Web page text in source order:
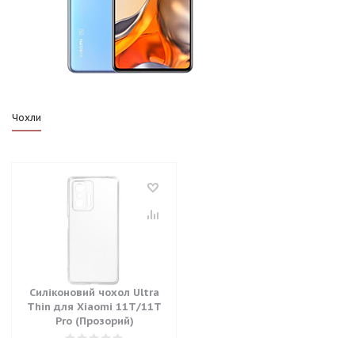
Чохли
Силіконовий чохол Ultra
Thin для Xiaomi 11T/11T
Pro (Прозорий)